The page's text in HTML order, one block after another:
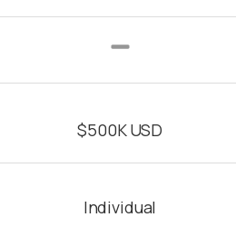
$500K USD
Individual